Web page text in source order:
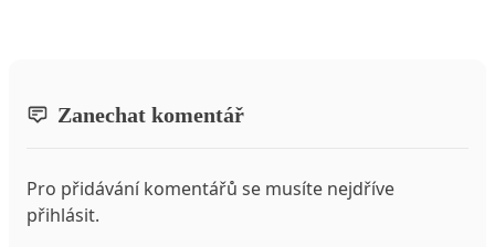
Zanechat komentář
Pro přidávání komentářů se musíte nejdříve
přihlásit.